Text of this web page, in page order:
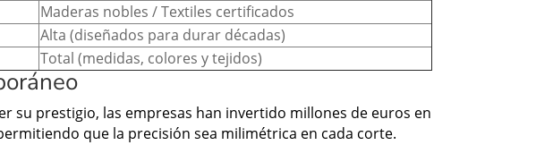
Maderas nobles / Textiles certificados
Alta (diseñados para durar décadas)
Total (medidas, colores y tejidos)
su prestigio, las empresas han invertido millones de euros en
que la precisión sea milimétrica en cada corte.